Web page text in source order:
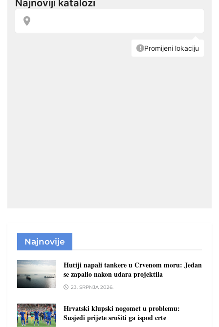
Najnovije
Hutiji napali tankere u Crvenom moru: Jedan
se zapalio nakon udara projektila
23. SRPNJA 2026.
Hrvatski klupski nogomet u problemu:
Susjedi prijete srušiti ga ispod crte